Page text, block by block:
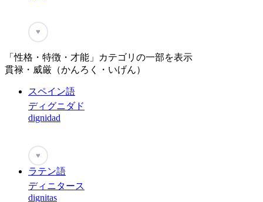
♥
「性格・特徴・才能」カテゴリの一部を表示
貫禄・威厳（かんろく・いげん）
スペイン語
ディグニダド
dignidad
♥
ラテン語
ディニタース
dignitas